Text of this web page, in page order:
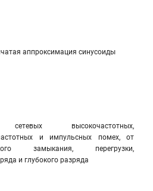
аппроксимация синусоиды
высокочастотных,
и импульсных помех, от
замыкания, перегрузки,
и глубокого разряда